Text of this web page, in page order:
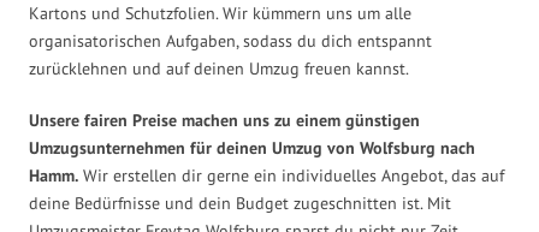
Kartons und Schutzfolien. Wir kümmern uns um alle
organisatorischen Aufgaben, sodass du dich entspannt
zurücklehnen und auf deinen Umzug freuen kannst.
Unsere fairen Preise machen uns zu einem günstigen
Umzugsunternehmen für deinen Umzug von Wolfsburg nach
Hamm. Wir erstellen dir gerne ein individuelles Angebot, das auf
deine Bedürfnisse und dein Budget zugeschnitten ist. Mit